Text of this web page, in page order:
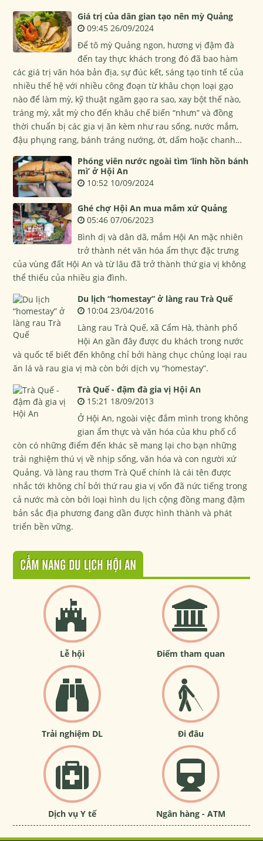
Giá trị của dân gian tạo nên mỳ Quảng
09:45 26/09/2024
Để tô mỳ Quảng ngon, hương vị đậm đà
đến tay thực khách trong đó đã bao hàm
các giá trị văn hóa bản địa, sự đúc kết, sáng tạo tinh tế của
nhiều thế hệ với nhiều công đoạn từ khâu chọn loại gạo
nào để làm mỳ, kỹ thuật ngâm gạo ra sao, xay bột thế nào,
tráng mỳ, xắt mỳ cho đến khâu chế biến “nhưn” và đồng
thời chuẩn bị các gia vị ăn kèm như rau sống, nước mắm,
đậu phụng rang, bánh tráng nướng, ớt, dấm hoặc chanh…
Phóng viên nước ngoài tìm ‘linh hồn bánh
mì’ ở Hội An
10:52 10/09/2024
Ghé chợ Hội An mua mắm xứ Quảng
05:46 07/06/2023
Bình dị và dân dã, mắm Hội An mặc nhiên
trở thành nét văn hóa ẩm thực đặc trưng
của vùng đất Hội An và từ lâu đã trở thành thứ gia vị không
thể thiếu của nhiều gia đình.
Du lịch “homestay” ở làng rau Trà Quế
10:04 23/04/2016
Làng rau Trà Quế, xã Cẩm Hà, thành phố
Hội An gần đây được du khách trong nước
và quốc tế biết đến không chỉ bởi hàng chục chủng loại rau
ăn lá và rau gia vị mà còn bởi dịch vụ “homestay”.
Trà Quế - đậm đà gia vị Hội An
15:21 18/09/2013
Ở Hội An, ngoài việc đắm mình trong không
gian ẩm thực và văn hóa của khu phố cổ
còn có những điểm đến khác sẽ mang lại cho bạn những
trải nghiệm thú vị về nhịp sống, văn hóa và con người xứ
Quảng. Và làng rau thơm Trà Quế chính là cái tên được
nhắc tới không chỉ bởi thứ rau gia vị vốn đã nức tiếng trong
cả nước mà còn bởi loại hình du lịch cộng đồng mang đậm
bản sắc địa phương đang dần được hình thành và phát
triển bền vững.
CẨM NANG DU LỊCH HỘI AN
Lễ hội Điểm tham quan
Trải nghiệm DL Đi đâu
Dịch vụ Y tế Ngân hàng - ATM